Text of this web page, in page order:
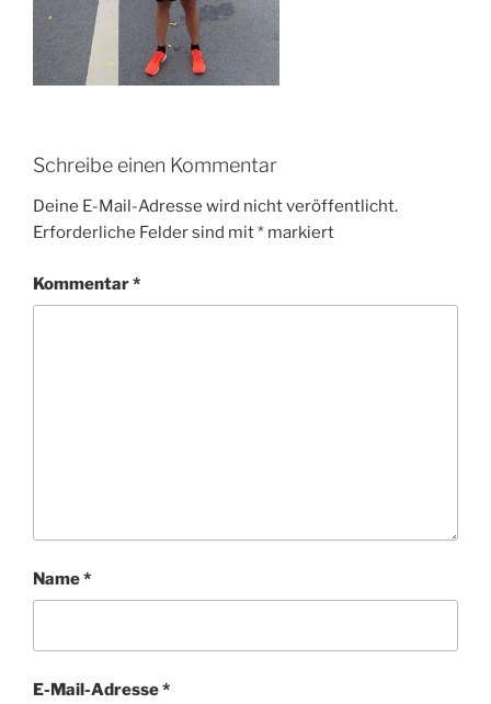
Schreibe einen Kommentar
Deine E-Mail-Adresse wird nicht veröffentlicht.
Erforderliche Felder sind mit* markiert
Kommentar*
Name*
E-Mail-Adresse*